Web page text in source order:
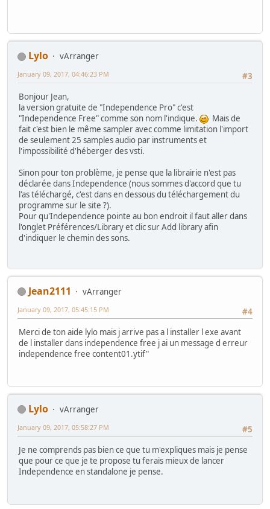
Lylo
vArranger
#3
January 09, 2017, 04:46:23 PM
Bonjour Jean,
la version gratuite de "Independence Pro" c'est
"Independence Free" comme son nom l'indique.
Mais de
fait c'est bien le même sampler avec comme limitation l'import
de seulement 25 samples audio par instruments et
l'impossibilité d'héberger des vsti.
Sinon pour ton problème, je pense que la librairie n'est pas
déclarée dans Independence (nous sommes d'accord que tu
l'as téléchargé, c'est dans en dessous du téléchargement du
programme sur le site ?).
Pour qu'Independence pointe au bon endroit il faut aller dans
l'onglet Préférences/Library et clic sur Add library afin
d'indiquer le chemin des sons.
Jean2111
vArranger
#4
January 09, 2017, 05:45:15 PM
Merci de ton aide lylo mais j arrive pas a l installer l exe avant
de l installer dans independence free j ai un message d erreur
independence free content01.ytif"
Lylo
vArranger
#5
January 09, 2017, 05:58:27 PM
Je ne comprends pas bien ce que tu m'expliques mais je pense
que pour ce que je te propose tu ferais mieux de lancer
Independence en standalone je pense.